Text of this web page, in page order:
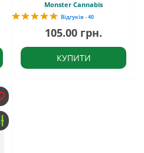
Monster Cannabis
Відгуків - 40
105.00 грн.
КУПИТИ